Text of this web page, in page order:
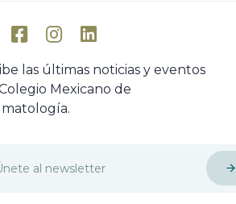
las últimas noticias y eventos
Mexicano de